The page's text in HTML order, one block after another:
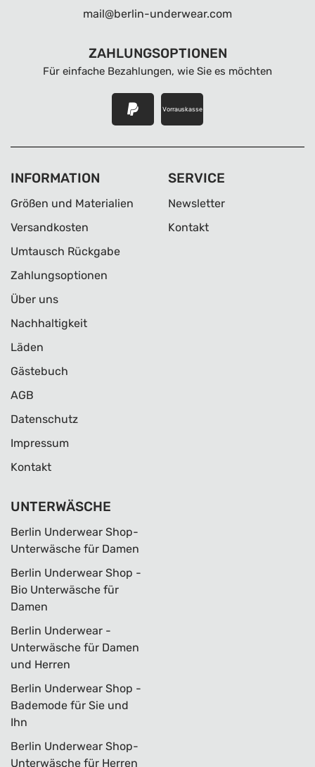
mail@berlin-underwear.com
ZAHLUNGSOPTIONEN
Für einfache Bezahlungen, wie Sie es möchten
Vorrauskasse
INFORMATION
Größen und Materialien
Versandkosten
Umtausch Rückgabe
Zahlungsoptionen
Über uns
Nachhaltigkeit
Läden
Gästebuch
AGB
Datenschutz
Impressum
Kontakt
SERVICE
Newsletter
Kontakt
UNTERWÄSCHE
Berlin Underwear Shop-
Unterwäsche für Damen
Berlin Underwear Shop -
Bio Unterwäsche für
Damen
Berlin Underwear -
Unterwäsche für Damen
und Herren
Berlin Underwear Shop -
Bademode für Sie und
Ihn
Berlin Underwear Shop-
Unterwäsche für Herren